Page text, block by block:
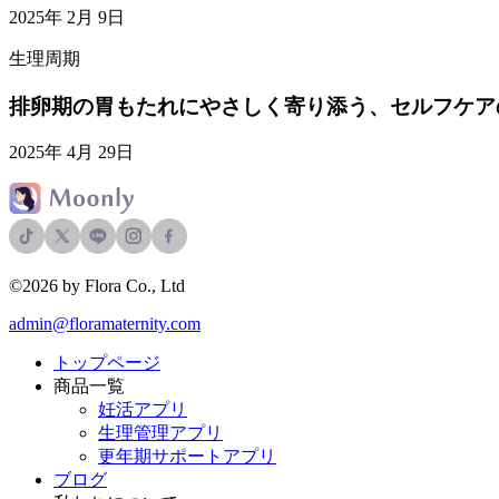
2025年 2月 9日
生理周期
排卵期の胃もたれにやさしく寄り添う、セルフケ
2025年 4月 29日
©2026 by Flora Co., Ltd
admin@floramaternity.com
トップページ
商品一覧
妊活アプリ
生理管理アプリ
更年期サポートアプリ
ブログ